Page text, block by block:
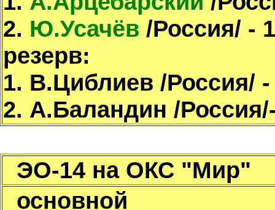
2. Ю.Усачёв /Россия/ -
резерв:
1. В.Циблиев /Россия/ -
2. А.Баландин /
ЭО-14 на ОКС "Мир"
основной